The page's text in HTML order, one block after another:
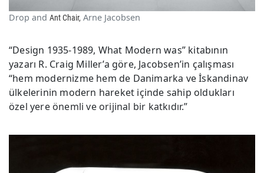
Drop and Ant Chair, Arne Jacobsen
“Design 1935-1989, What Modern was” kitabının
yazarı R. Craig Miller’a göre, Jacobsen’in çalışması
“hem modernizme hem de Danimarka ve İskandinav
ülkelerinin modern hareket içinde sahip oldukları
özel yere önemli ve orijinal bir katkıdır.”